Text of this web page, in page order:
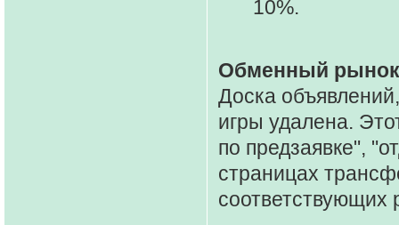
10%.
Обменный рынок
Доска
игры удалена.
по предзаявке",
страницах
соответствующих